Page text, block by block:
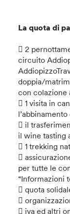
La quota di
 2
circuito
doppia/
con colazione
 1 visita in
 il
il wine tasting
 1 trekking

per tutte le
“Informazioni
 quota

 iva ed altri